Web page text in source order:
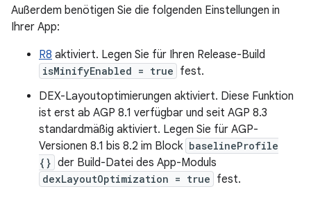
Außerdem benötigen Sie die folgenden Einstellungen in
Ihrer App:
R8 aktiviert. Legen Sie für Ihren Release-Build
isMinifyEnabled = true fest.
DEX-Layoutoptimierungen aktiviert. Diese Funktion
ist erst ab AGP 8.1 verfügbar und seit AGP 8.3
standardmäßig aktiviert. Legen Sie für AGP-
Versionen 8.1 bis 8.2 im Block baselineProfile
{} der Build-Datei des App-Moduls
dexLayoutOptimization = true fest.